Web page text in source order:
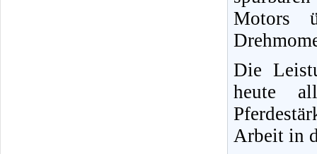
Motors
Die
heute
Arbeit in